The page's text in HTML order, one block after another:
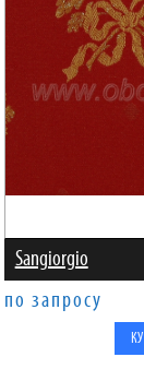
Sangiorgio
по запросу